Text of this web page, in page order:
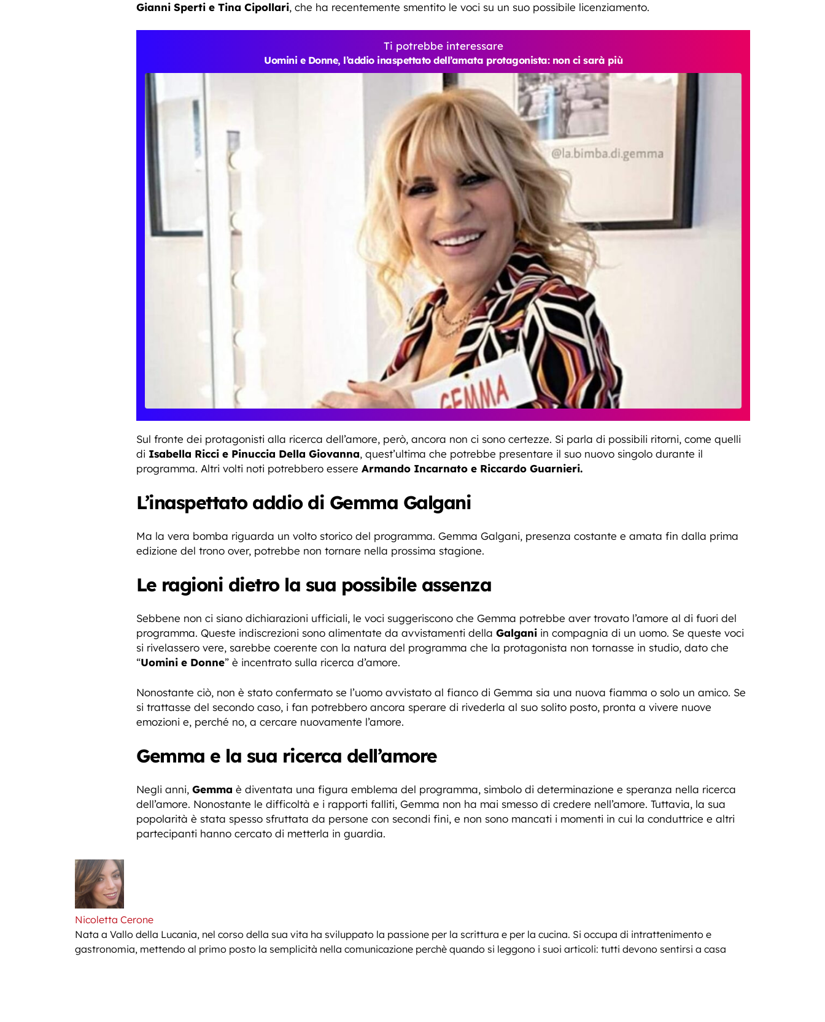
Gianni Sperti e Tina Cipollari, che ha recentemente smentito le voci su un suo possibile licenziamento.
Ti potrebbe interessare
Uomini e Donne, l’addio inaspettato dell’amata protagonista: non ci sarà più
Sul fronte dei protagonisti alla ricerca dell’amore, però, ancora non ci sono certezze. Si parla di possibili ritorni, come quelli
di Isabella Ricci e Pinuccia Della Giovanna, quest’ultima che potrebbe presentare il suo nuovo singolo durante il
programma. Altri volti noti potrebbero essere Armando Incarnato e Riccardo Guarnieri.
L’inaspettato addio di Gemma Galgani
Ma la vera bomba riguarda un volto storico del programma. Gemma Galgani, presenza costante e amata fin dalla prima
edizione del trono over, potrebbe non tornare nella prossima stagione.
Le ragioni dietro la sua possibile assenza
Sebbene non ci siano dichiarazioni ufficiali, le voci suggeriscono che Gemma potrebbe aver trovato l’amore al di fuori del
programma. Queste indiscrezioni sono alimentate da avvistamenti della Galgani in compagnia di un uomo. Se queste voci
si rivelassero vere, sarebbe coerente con la natura del programma che la protagonista non tornasse in studio, dato che
“Uomini e Donne” è incentrato sulla ricerca d’amore.
Nonostante ciò, non è stato confermato se l’uomo avvistato al fianco di Gemma sia una nuova fiamma o solo un amico. Se
si trattasse del secondo caso, i fan potrebbero ancora sperare di rivederla al suo solito posto, pronta a vivere nuove
emozioni e, perché no, a cercare nuovamente l’amore.
Gemma e la sua ricerca dell’amore
Negli anni, Gemma è diventata una figura emblema del programma, simbolo di determinazione e speranza nella ricerca
dell’amore. Nonostante le difficoltà e i rapporti falliti, Gemma non ha mai smesso di credere nell’amore. Tuttavia, la sua
popolarità è stata spesso sfruttata da persone con secondi fini, e non sono mancati i momenti in cui la conduttrice e altri
partecipanti hanno cercato di metterla in guardia.
Nicoletta Cerone
Nata a Vallo della Lucania, nel corso della sua vita ha sviluppato la passione per la scrittura e per la cucina. Si occupa di intrattenimento e
gastronomia, mettendo al primo posto la semplicità nella comunicazione perchè quando si leggono i suoi articoli: tutti devono sentirsi a casa